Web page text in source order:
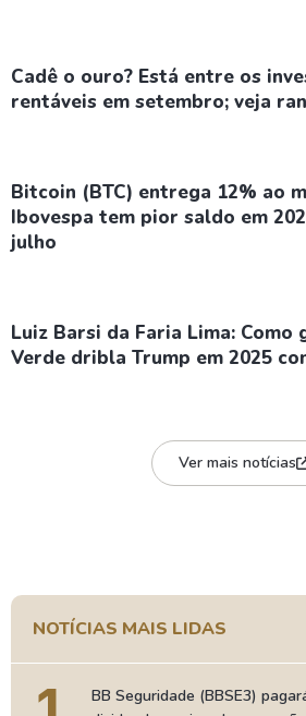
Cadê o ouro? Está entre os
rentáveis em setembro; veja
Bitcoin (BTC) entrega 12% ao
Ibovespa tem pior saldo em
julho
Luiz Barsi da Faria Lima: Como
Verde dribla Trump em 2025
Ver mais notícias
NOTÍCIAS MAIS LIDAS
BB Seguridade (BBSE3)